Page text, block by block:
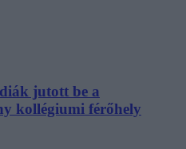
jutott be a
kollégiumi férőhely